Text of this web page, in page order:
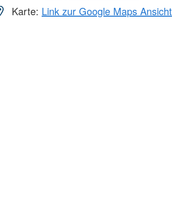
Karte: Link zur Google Maps Ansicht